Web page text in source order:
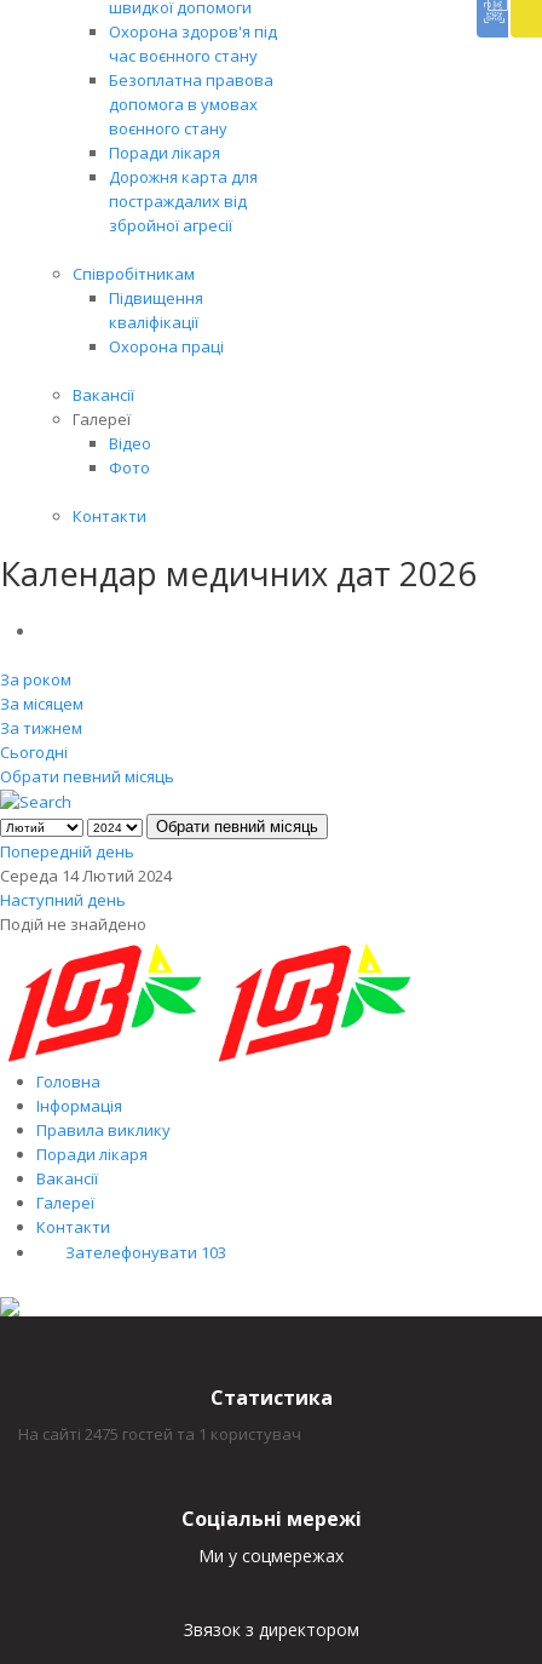
швидкої допомоги
Охорона здоров'я під
час воєнного стану
Безоплатна правова
допомога в умовах
воєнного стану
Поради лікаря
Дорожня карта для
постраждалих від
збройної агресії
Співробітникам
Підвищення
кваліфікації
Охорона праці
Вакансії
Галереї
Відео
Фото
Контакти
Календар медичних дат 2026
За роком
За місяцем
За тижнем
Сьогодні
Обрати певний місяць
Обрати певний місяць
Попередній день
Середа 14 Лютий 2024
Наступний день
Подій не знайдено
Головна
Інформація
Правила виклику
Поради лікаря
Вакансії
Галереї
Контакти
Зателефонувати 103
Статистика
На сайті 2475 гостей та 1 користувач
Соціальні мережі
Ми у соцмережах
Звязок з директором